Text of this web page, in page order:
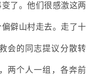
变了。他们很感激这两
僻山村走去。走了十
会的同志提议分散转
两个人一组，各奔前